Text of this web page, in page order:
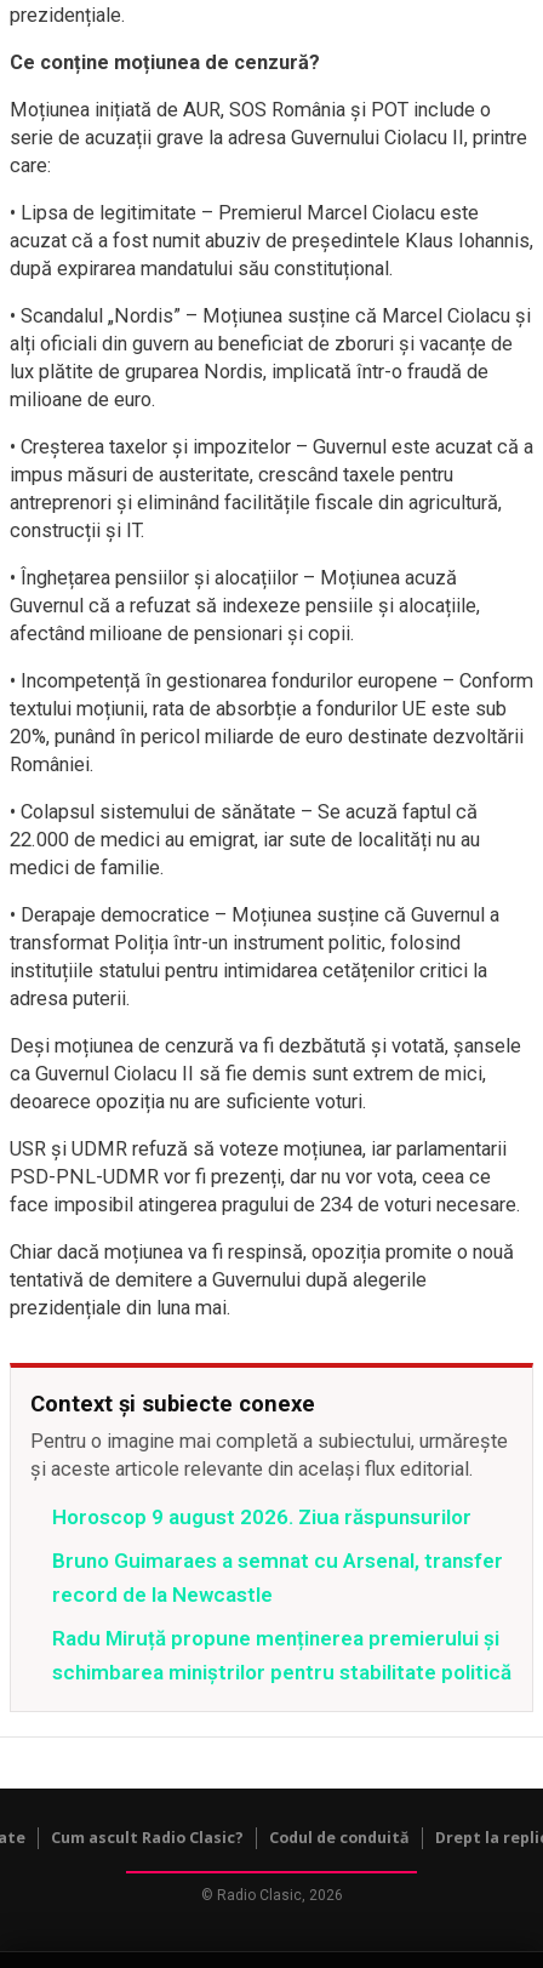
prezidențiale.
Ce conține moțiunea de cenzură?
Moțiunea inițiată de AUR, SOS România și POT include o
serie de acuzații grave la adresa Guvernului Ciolacu II, printre
care:
• Lipsa de legitimitate – Premierul Marcel Ciolacu este
acuzat că a fost numit abuziv de președintele Klaus Iohannis,
după expirarea mandatului său constituțional.
• Scandalul „Nordis” – Moțiunea susține că Marcel Ciolacu și
alți oficiali din guvern au beneficiat de zboruri și vacanțe de
lux plătite de gruparea Nordis, implicată într-o fraudă de
milioane de euro.
• Creșterea taxelor și impozitelor – Guvernul este acuzat că a
impus măsuri de austeritate, crescând taxele pentru
antreprenori și eliminând facilitățile fiscale din agricultură,
construcții și IT.
• Înghețarea pensiilor și alocațiilor – Moțiunea acuză
Guvernul că a refuzat să indexeze pensiile și alocațiile,
afectând milioane de pensionari și copii.
• Incompetență în gestionarea fondurilor europene – Conform
textului moțiunii, rata de absorbție a fondurilor UE este sub
20%, punând în pericol miliarde de euro destinate dezvoltării
României.
• Colapsul sistemului de sănătate – Se acuză faptul că
22.000 de medici au emigrat, iar sute de localități nu au
medici de familie.
• Derapaje democratice – Moțiunea susține că Guvernul a
transformat Poliția într-un instrument politic, folosind
instituțiile statului pentru intimidarea cetățenilor critici la
adresa puterii.
Deși moțiunea de cenzură va fi dezbătută și votată, șansele
ca Guvernul Ciolacu II să fie demis sunt extrem de mici,
deoarece opoziția nu are suficiente voturi.
USR și UDMR refuză să voteze moțiunea, iar parlamentarii
PSD-PNL-UDMR vor fi prezenți, dar nu vor vota, ceea ce
face imposibil atingerea pragului de 234 de voturi necesare.
Chiar dacă moțiunea va fi respinsă, opoziția promite o nouă
tentativă de demitere a Guvernului după alegerile
prezidențiale din luna mai.
Context și subiecte conexe
Pentru o imagine mai completă a subiectului, urmărește
și aceste articole relevante din același flux editorial.
Horoscop 9 august 2026. Ziua răspunsurilor
Bruno Guimaraes a semnat cu Arsenal, transfer
record de la Newcastle
Radu Miruță propune menținerea premierului și
schimbarea miniștrilor pentru stabilitate politică
Cum ascult Radio Clasic? Codul de conduită Drept la
© Radio Clasic, 2026